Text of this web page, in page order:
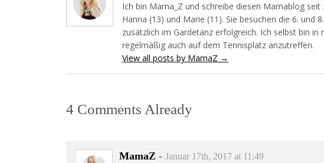
Ich bin Mama_Z und schreibe diesen Mamablog
Hanna (13) und Marie (11). Sie besuchen die 6. und
zusätzlich im Gardetanz erfolgreich. Ich selbst bin
regelmäßig auch auf dem Tennisplatz anzutreffen.
View all posts by MamaZ →
4 Comments Already
MamaZ - Januar 17th, 2017 at 11:49